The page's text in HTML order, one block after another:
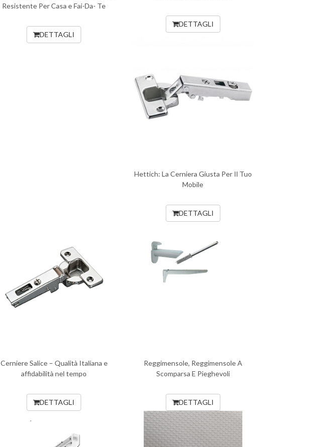
Resistente Per Casa e Fai-Da- Te
DETTAGLI
DETTAGLI
Hettich: La Cerniera Giusta Per Il Tuo
Mobile
DETTAGLI
Cerniere Salice – Qualità Italiana e
affidabilità nel tempo
DETTAGLI
Reggimensole, Reggimensole A
Scomparsa E Pieghevoli
DETTAGLI